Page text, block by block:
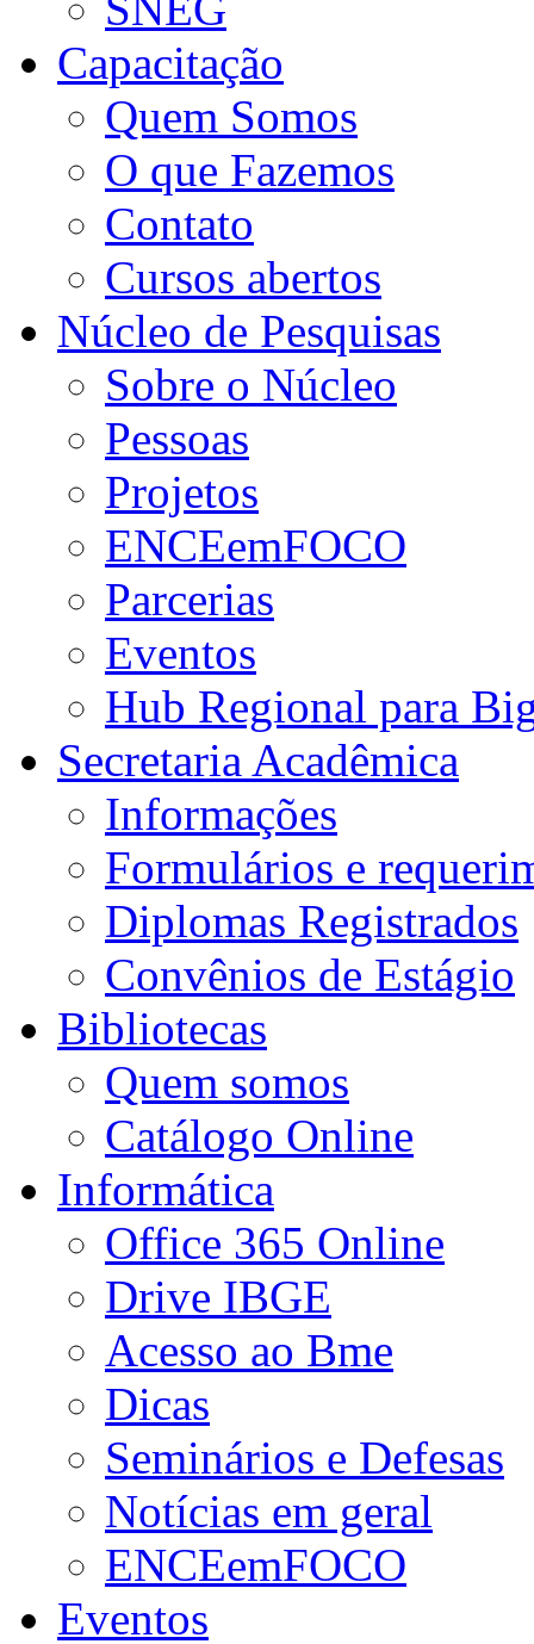
Capacitação
Quem Somos
O que Fazemos
Contato
Cursos abertos
Núcleo de Pesquisas
Sobre o Núcleo
Pessoas
Projetos
ENCEemFOCO
Parcerias
Eventos
Hub Regional para
Secretaria Acadêmica
Informações
Formulários e
Diplomas Registrados
Convênios de Estágio
Bibliotecas
Quem somos
Catálogo Online
Informática
Office 365 Online
Drive IBGE
Acesso ao Bme
Dicas
Seminários e Defesas
Notícias em geral
ENCEemFOCO
Eventos